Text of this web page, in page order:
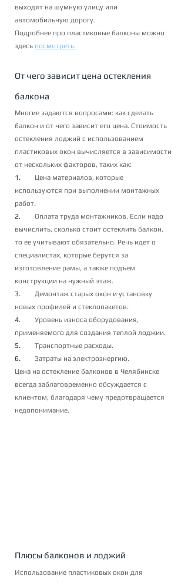
выходят на шумную улицу или
автомобильную дорогу.
Подробнее про пластиковые балконы можно
здесь посмотреть.
От чего зависит цена остекления
балкона
Многие задаются вопросами: как сделать
балкон и от чего зависит его цена. Стоимость
остекления лоджий с использованием
пластиковых окон вычисляется в зависимости
от нескольких факторов, таких как:
1. Цена материалов, которые
используются при выполнении монтажных
работ.
2. Оплата труда монтажников. Если надо
вычислить, сколько стоит остеклить балкон,
то ее учитывают обязательно. Речь идет о
специалистах, которые берутся за
изготовление рамы, а также подъем
конструкции на нужный этаж.
3. Демонтаж старых окон и установку
новых профилей и стеклопакетов.
4. Уровень износа оборудования,
применяемого для создания теплой лоджии.
5. Транспортные расходы.
6. Затраты на электроэнергию.
Цена на остекление балконов в Челябинске
всегда заблаговременно обсуждается с
клиентом, благодаря чему предотвращается
недопонимание.
Плюсы балконов и лоджий
Использование пластиковых окон для